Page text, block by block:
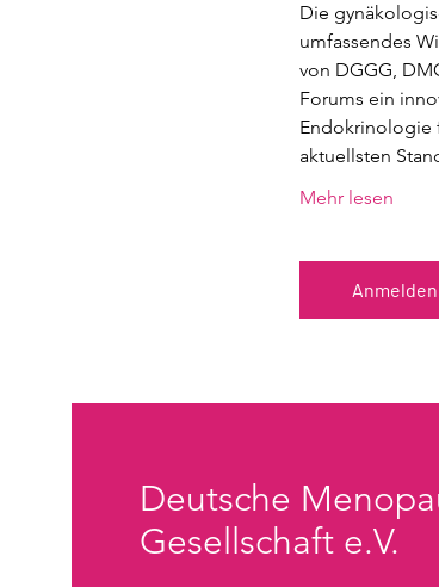
Die
umfassendes
von DGGG,
Forums ein
Endokrinologie
aktuellsten
Mehr lesen
Anmelden
Deutsche
Gesellschaft e.V.